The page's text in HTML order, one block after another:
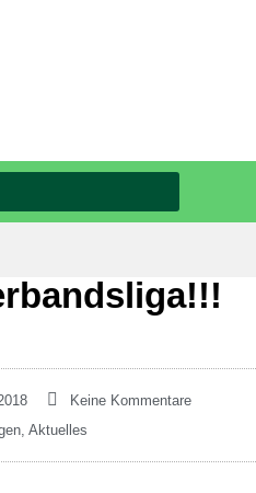
Keine Kommentare
Aktuelles